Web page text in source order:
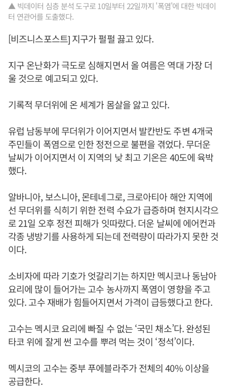
▲ 빅데이터 심층 분석 도구로 10일부터 22일까지 '폭염'에 대한 빅데이
터 연관어를 도출했다.
[비즈니스포스트] 지구가 펄펄 끓고 있다.
지구 온난화가 극도로 심해지면서 올 여름은 역대 가장 더
울 것으로 예고되고 있다.
기록적 무더위에 온 세계가 몸살을 앓고 있다.
유럽 남동부에 무더위가 이어지면서 발칸반도 주변 4개국
주민들이 폭염으로 인한 정전으로 불편을 겪었다. 무더운
날씨가 이어지면서 이 지역의 낮 최고 기온은 40도에 육박
했다.
알바니아, 보스니아, 몬테네그로, 크로아티아 해안 지역에
선 무더위를 식히기 위한 전력 수요가 급증하며 현지시각으
로 21일 오후 정전 피해가 잇따랐다. 더운 날씨에 에어컨과
각종 냉방기를 사용하게 되는데 전력량이 따라가지 못한 것
이다.
소비자에 따라 기호가 엇갈리기는 하지만 멕시코나 동남아
요리에 많이 들어가는 고수 농사까지 폭염이 영향을 주고
있다. 고수 재배가 힘들어지면서 가격이 급등했다고 한다.
고수는 멕시코 요리에 빠질 수 없는 ‘국민 채소’다. 완성된
타코 위에 잘게 썬 고수를 뿌려 먹는 것이 ‘정석’이다.
멕시코의 고수는 중부 푸에블라주가 전체의 40% 이상을
공급한다.